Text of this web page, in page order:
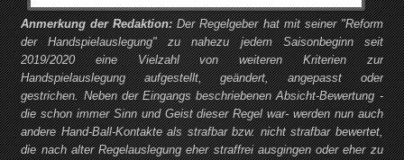
Anmerkung der Redaktion:Der Regelgeber hat mit seiner "Reform
der Handspielauslegung" zu nahezu jedem Saisonbeginn seit
2019/2020 eine Vielzahl von weiteren Kriterien zur
Handspielauslegung aufgestellt, geändert, angepasst oder
gestrichen. Neben der Eingangs beschriebenen Absicht-Bewertung -
die schon immer Sinn und Geist dieser Regel war- werden nun auch
andere Hand-Ball-Kontakte als strafbar bzw. nicht strafbar bewertet,
die nach alter Regelauslegung eher straffrei ausgingen oder eher zu